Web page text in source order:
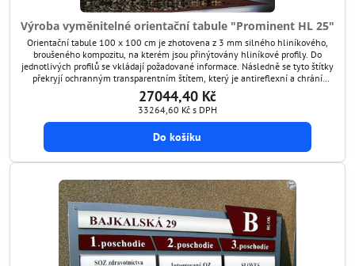
Výroba vyměnitelné orientační tabule "Prominent HL 25"
Orientační tabule 100 x 100 cm je zhotovena z 3 mm silného hliníkového,
broušeného kompozitu, na kterém jsou přinýtovány hliníkové profily. Do
jednotlivých profilů se vkládají požadované informace. Následně se tyto štítky
překryjí ochranným transparentním štítem, který je antireflexní a chrání
grafiku před poškozením. Tímto způsobem si umíte orientační tabuli kdykoli
aktualizovat.
27044,40 Kč
33264,60 Kč s DPH
Do košíku